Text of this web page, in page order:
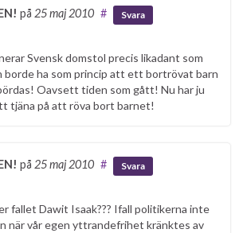
på 25 maj 2010 # Svara
Svensk domstol precis likadant som
borde ha som princip att ett bortrövat barn
Oavsett tiden som gått! Nu har ju
tjäna på att röva bort barnet!
på 25 maj 2010 # Svara
fallet Dawit Isaak??? Ifall politikerna inte
när vår egen yttrandefrihet kränktes av